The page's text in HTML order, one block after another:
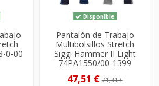
0-00
Disponible
Pantalón de Trabajo
Multibolsillos Stretch
Siggi Hammer II Light
74PA1550/00-1399
47,51 €71,31 €